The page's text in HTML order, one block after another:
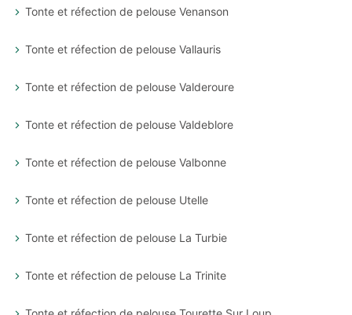
Tonte et réfection de pelouse Venanson
Tonte et réfection de pelouse Vallauris
Tonte et réfection de pelouse Valderoure
Tonte et réfection de pelouse Valdeblore
Tonte et réfection de pelouse Valbonne
Tonte et réfection de pelouse Utelle
Tonte et réfection de pelouse La Turbie
Tonte et réfection de pelouse La Trinite